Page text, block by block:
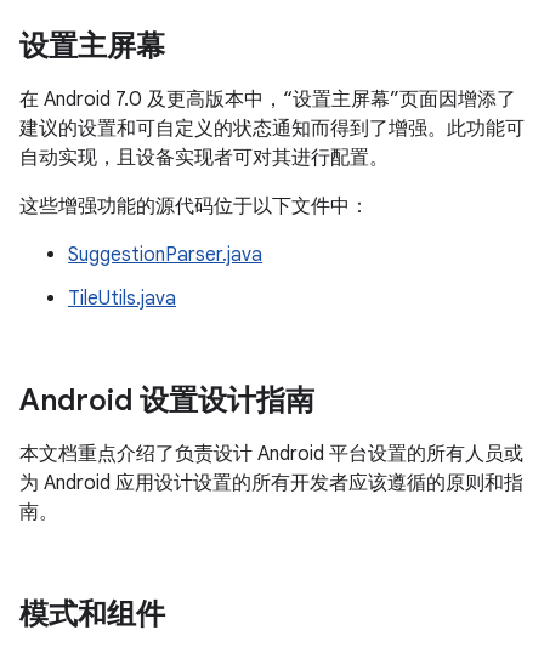
设置主屏幕
在 Android 7.0 及更高版本中，“设置主屏幕”页面因增添了
建议的设置和可自定义的状态通知而得到了增强。此功能可
自动实现，且设备实现者可对其进行配置。
这些增强功能的源代码位于以下文件中：
SuggestionParser.java
TileUtils.java
Android 设置设计指南
本文档重点介绍了负责设计 Android 平台设置的所有人员或
为 Android 应用设计设置的所有开发者应该遵循的原则和指
南。
模式和组件